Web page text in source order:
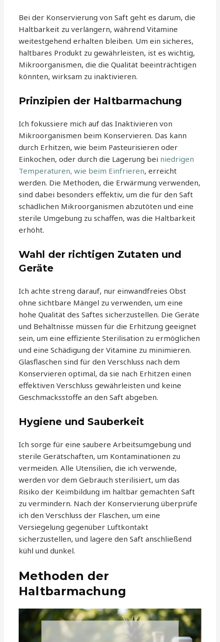
Bei der Konservierung von Saft geht es darum, die
Haltbarkeit zu verlängern, während Vitamine
weitestgehend erhalten bleiben. Um ein sicheres,
haltbares Produkt zu gewährleisten, ist es wichtig,
Mikroorganismen, die die Qualität beeinträchtigen
könnten, wirksam zu inaktivieren.
Prinzipien der Haltbarmachung
Ich fokussiere mich auf das Inaktivieren von
Mikroorganismen beim Konservieren. Das kann
durch Erhitzen, wie beim Pasteurisieren oder
Einkochen, oder durch die Lagerung bei niedrigen
Temperaturen, wie beim Einfrieren, erreicht
werden. Die Methoden, die Erwärmung verwenden,
sind dabei besonders effektiv, um die für den Saft
schädlichen Mikroorganismen abzutöten und eine
sterile Umgebung zu schaffen, was die Haltbarkeit
erhöht.
Wahl der richtigen Zutaten und
Geräte
Ich achte streng darauf, nur einwandfreies Obst
ohne sichtbare Mängel zu verwenden, um eine
hohe Qualität des Saftes sicherzustellen. Die Geräte
und Behältnisse müssen für die Erhitzung geeignet
sein, um eine effiziente Sterilisation zu ermöglichen
und eine Schädigung der Vitamine zu minimieren.
Glasflaschen sind für den Verschluss nach dem
Konservieren optimal, da sie nach Erhitzen einen
effektiven Verschluss gewährleisten und keine
Geschmacksstoffe an den Saft abgeben.
Hygiene und Sauberkeit
Ich sorge für eine saubere Arbeitsumgebung und
sterile Gerätschaften, um Kontaminationen zu
vermeiden. Alle Utensilien, die ich verwende,
werden vor dem Gebrauch sterilisiert, um das
Risiko der Keimbildung im haltbar gemachten Saft
zu vermindern. Nach der Konservierung überprüfe
ich den Verschluss der Flaschen, um eine
Versiegelung gegenüber Luftkontakt
sicherzustellen, und lagere den Saft anschließend
kühl und dunkel.
Methoden der
Haltbarmachung